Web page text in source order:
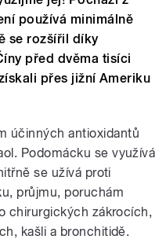
používá minimálně
se rozšířil díky
před dvěma tisíci
přes jižní Ameriku
účinných antioxidantů
Podomácku se využívá
se užívá proti
průjmu, poruchám
chirurgických zákrocích,
kašli a bronchitidě.